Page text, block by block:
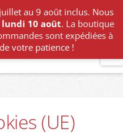
(UE)
au 9 août inclus. Nous
lundi 10 août. La boutique
sont expédiées à
votre patience !